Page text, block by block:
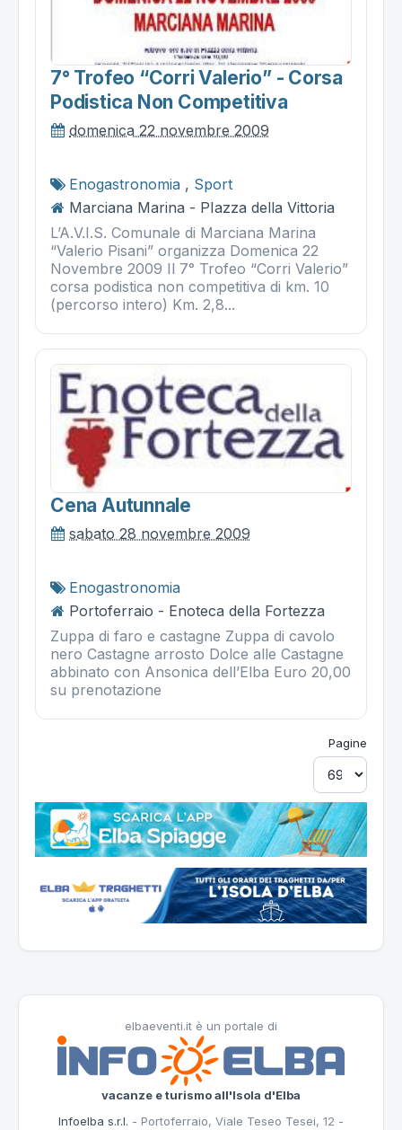
7° Trofeo “corri Valerio” - Corsa
Podistica Non Competitiva
domenica 22 novembre 2009
Enogastronomia , Sport
Marciana Marina - PIazza della Vittoria
L’A.V.I.S. Comunale di Marciana Marina
“Valerio Pisani” organizza Domenica 22
Novembre 2009 Il 7° Trofeo “Corri Valerio”
corsa podistica non competitiva di km. 10
(percorso intero) Km. 2,8...
Cena Autunnale
sabato 28 novembre 2009
Enogastronomia
Portoferraio - Enoteca della Fortezza
Zuppa di faro e castagne Zuppa di cavolo
nero Castagne arrosto Dolce alle Castagne
abbinato con Ansonica dell’Elba Euro 20,00
su prenotazione
Pagine
elbaeventi.it è un portale di
vacanze e turismo all'Isola d'Elba
Infoelba s.r.l. - Portoferraio, Viale Teseo Tesei, 12 -